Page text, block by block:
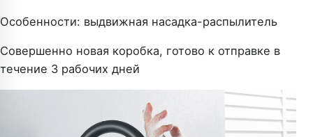
Особенности: выдвижная насадка-распылитель
Совершенно новая коробка, готово к отправке в
течение 3 рабочих дней